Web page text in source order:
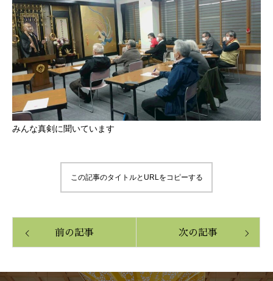
みんな真剣に聞いています
この記事のタイトルとURLをコピーする
前の記事 次の記事